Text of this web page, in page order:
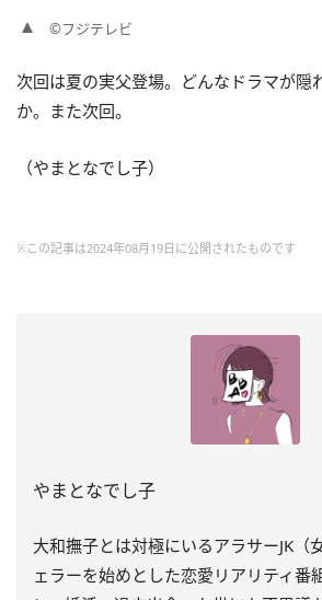
©フジテレビ
次回は夏の実父登場。どんなドラマが隠
か。また次回。
（やまとなでし子）
※この記事は2024年08月19日に公開されたものです
やまとなでし子
大和撫子とは対極にいるアラサーJK（
ェラーを始めとした恋愛リアリティ番